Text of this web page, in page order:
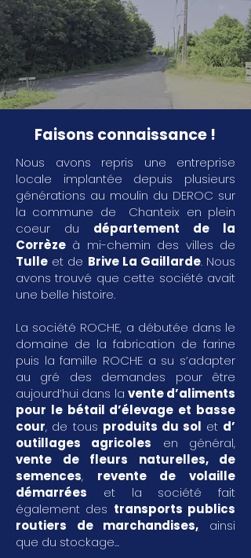
Faisons connaissance !
Nous avons repris une entreprise
locale implantée depuis plusieurs
générations au moulin du DEROC sur
la commune de Chanteix en plein
coeur du département de la
Corrèze à mi-chemin des villes de
Tulle et de Brive La Gaillarde. Nous
avons trouvé que cette société avait
une belle histoire.
La société ROCHE, a débutée dans le
domaine de la fabrication de farine
puis la famille ROCHE a su s’adapter
au gré des demandes pour être
aujourd’hui dans la vente d’aliments
pour le bétail d’élevage et basse
cour, de tous produits du sol et d’
outillages agricoles en général,
vente de fleurs naturelles, de
semences, revente de volaille
démarrées et la société fait
également des transports publics
routiers de marchandises, ainsi
que du stockage...